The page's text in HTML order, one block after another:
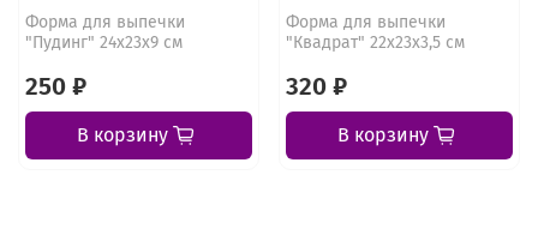
Форма для выпечки
"Пудинг" 24х23х9 см
250 ₽
В корзину
Форма для выпечки
"Квадрат" 22х23х3,5 см
320 ₽
В корзину